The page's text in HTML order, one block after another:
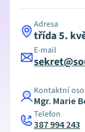
Adresa
třída 5.
E-mail
Kontaktní
Mgr. Marie
Telefon
387 994 243